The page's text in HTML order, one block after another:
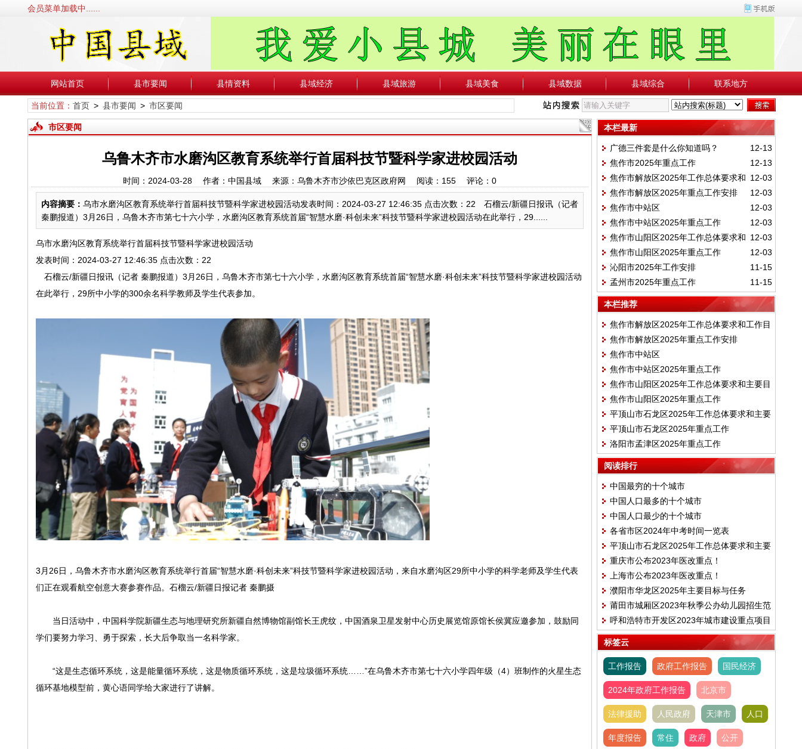
会员菜单加载中......
网站首页 县市要闻 县情资料 县域经济 县域旅游 县域美食 县域数据 县域综合 联系地方
当前位置： 首页> 县市要闻 > 市区要闻
市区要闻
乌鲁木齐市水磨沟区教育系统举行首届科技节暨科学家进校园活动
时间：2024-03-28 作者：中国县域 来源：乌鲁木齐市沙依巴克区政府网 阅读： 155评论： 0
内容摘要： 乌市水磨沟区教育系统举行首届科技节暨科学家进校园活动发表时间：2024-03-27 12:46:35 点击次数：22 石榴云/新疆日报讯（记者
秦鹏报道）3月26日，乌鲁木齐市第七十六小学，水磨沟区教育系统首届“智慧水磨·科创未来”科技节暨科学家进校园活动在此举行，29......
乌市水磨沟区教育系统举行首届科技节暨科学家进校园活动
发表时间：2024-03-27 12:46:35 点击次数：22
石榴云/新疆日报讯（记者 秦鹏报道）3月26日，乌鲁木齐市第七十六小学，水磨沟区教育系统首届“智慧水磨·科创未来”科技节暨科学家进校园活动
在此举行，29所中小学的300余名科学教师及学生代表参加。
3月26日，乌鲁木齐市水磨沟区教育系统举行首届“智慧水磨·科创未来”科技节暨科学家进校园活动，来自水磨沟区29所中小学的科学老师及学生代表
们正在观看航空创意大赛参赛作品。石榴云/新疆日报记者 秦鹏摄
当日活动中，中国科学院新疆生态与地理研究所新疆自然博物馆副馆长王虎纹，中国酒泉卫星发射中心历史展览馆原馆长侯冀应邀参加，鼓励同
学们要努力学习、勇于探索，长大后争取当一名科学家。
“这是生态循环系统，这是能量循环系统，这是物质循环系统，这是垃圾循环系统……”在乌鲁木齐市第七十六小学四年级（4）班制作的火星生态
循环基地模型前，黄心语同学给大家进行了讲解。
本栏最新
12-13
广德三件套是什么你知道吗？
12-13
焦作市2025年重点工作
12-03
焦作市解放区2025年工作总体要求和
工作目标
12-03
焦作市解放区2025年重点工作安排
12-03
焦作市中站区
12-03
焦作市中站区2025年重点工作
12-03
焦作市山阳区2025年工作总体要求和
主要目标
12-03
焦作市山阳区2025年重点工作
11-15
沁阳市2025年工作安排
11-15
孟州市2025年重点工作
本栏推荐
焦作市解放区2025年工作总体要求和工作目
标
焦作市解放区2025年重点工作安排
焦作市中站区
焦作市中站区2025年重点工作
焦作市山阳区2025年工作总体要求和主要目
标
焦作市山阳区2025年重点工作
平顶山市石龙区2025年工作总体要求和主要
目标
平顶山市石龙区2025年重点工作
洛阳市孟津区2025年重点工作
阅读排行
中国最穷的十个城市
中国人口最多的十个城市
中国人口最少的十个城市
各省市区2024年中考时间一览表
平顶山市石龙区2025年工作总体要求和主要
目标
重庆市公布2023年医改重点！
上海市公布2023年医改重点！
濮阳市华龙区2025年主要目标与任务
莆田市城厢区2023年秋季公办幼儿园招生范
围、时间及电话的公告
呼和浩特市开发区2023年城市建设重点项目
建设计划
标签云
工作报告 政府工作报告 国民经济
2024年政府工作报告 北京市
法律援助 人民政府 天津市 人口
年度报告 常住 政府 公开